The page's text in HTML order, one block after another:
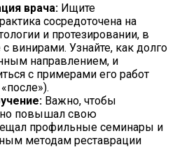
врача: Ищите
сосредоточена на
и протезировании, в
с винирами. Узнайте, как долго
направлением, и
с примерами его работ
Важно, чтобы
повышал свою
профильные семинары и
методам реставрации